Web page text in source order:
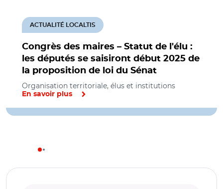
Congrès des maires – Statut de l'élu :
les députés se saisiront début 2025 de
la proposition de loi du Sénat
ACTUALITÉ LOCALTIS
Organisation territoriale, élus et institutions
En savoir plus